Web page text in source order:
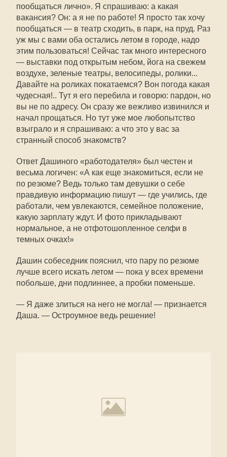
пообщаться лично». Я спрашиваю: а какая
вакансия? Он: а я не по работе! Я просто так хочу
пообщаться — в театр сходить, в парк, на пруд. Раз
уж мы с вами оба остались летом в городе, надо
этим пользоваться! Сейчас так много интересного
— выставки под открытым небом, йога на свежем
воздухе, зеленые театры, велосипеды, ролики...
Давайте на роликах покатаемся? Вон погода какая
чудесная!.. Тут я его перебила и говорю: пардон, но
вы не по адресу. Он сразу же вежливо извинился и
начал прощаться. Но тут уже мое любопытство
взыграло и я спрашиваю: а что это у вас за
странный способ знакомств?
Ответ Дашиного «работодателя» был честен и
весьма логичен: «А как еще знакомиться, если не
по резюме? Ведь только там девушки о себе
правдивую информацию пишут — где учились, где
работали, чем увлекаются, семейное положение,
какую зарплату ждут. И фото прикладывают
нормальное, а не отфотошопленное селфи в
темных очках!»
Дашин собеседник пояснил, что пару по резюме
лучше всего искать летом — пока у всех времени
побольше, дни подлиннее, а пробки поменьше.
— Я даже злиться на него не могла! — признается
Даша. — Остроумное ведь решение!